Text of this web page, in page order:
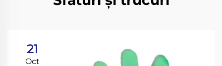
21
Oct